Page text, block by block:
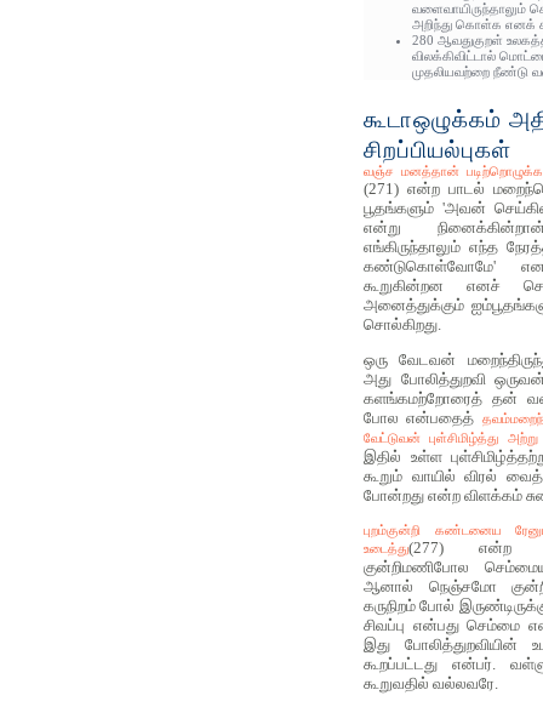
வளைவாயிருந்தாலும்
அறிந்து கொள்க எனக்
280 ஆவதுகுறள்
விலக்கிவிட்டால்
முதலியவற்றை நீண்டு
கூடாஒழுக்கம்
சிறப்பியல்புகள்
வஞ்ச மனத்தான்
(271) என்ற பாடல்
பூதங்களும் 'அவன்
என்று
எங்கிருந்தாலும் எந்த
கண்டுகொள்வோமே' என
கூறுகின்றன எனச்
அனைத்துக்கும்
சொல்கிறது.
ஒரு வேடவன்
அது போலித்துறவி
களங்கமற்றோரைத் தன்
போல என்பதைத்
வேட்டுவன் புள்சிமிழ்த்து அற்று
இதில் உள்ள
கூறும் வாயில் விரல்
போன்றது என்ற விளக்கம்
புறம்குன்றி கண்டனைய
உடைத்து(277) என்ற
குன்றிமணிபோல
ஆனால் நெஞ்சமோ
கருநிறம் போல்
சிவப்பு என்பது செம்மை
இது போலித்துறவியின்
கூறப்பட்டது என்பர்.
கூறுவதில் வல்லவரே.